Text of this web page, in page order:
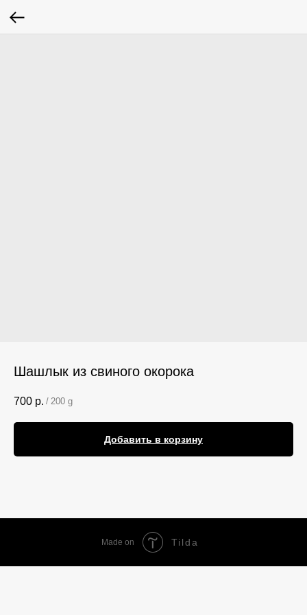
Шашлык из свиного окорока
700 р. / 200 g
Добавить в корзину
Made on Tilda